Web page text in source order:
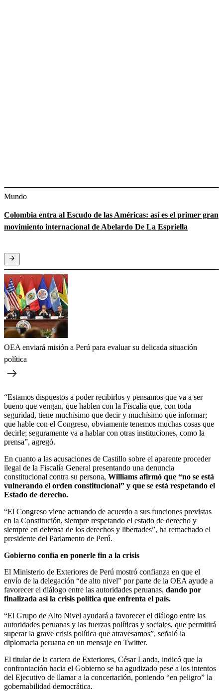
Mundo
Colombia entra al Escudo de las Américas: así es el primer gran
movimiento internacional de Abelardo De La Espriella
OEA enviará misión a Perú para evaluar su delicada situación
política
“Estamos dispuestos a poder recibirlos y pensamos que va a ser
bueno que vengan, que hablen con la Fiscalía que, con toda
seguridad, tiene muchísimo que decir y muchísimo que informar;
que hable con el Congreso, obviamente tenemos muchas cosas que
decirle; seguramente va a hablar con otras instituciones, como la
prensa”, agregó.
En cuanto a las acusaciones de Castillo sobre el aparente proceder
ilegal de la Fiscalía General presentando una denuncia
constitucional contra su persona, Williams afirmó que “no se está
vulnerando el orden constitucional” y que se está respetando el
Estado de derecho.
“El Congreso viene actuando de acuerdo a sus funciones previstas
en la Constitución, siempre respetando el estado de derecho y
siempre en defensa de los derechos y libertades”, ha remachado el
presidente del Parlamento de Perú.
Gobierno confía en ponerle fin a la crisis
El Ministerio de Exteriores de Perú mostró confianza en que el
envío de la delegación “de alto nivel” por parte de la OEA ayude a
favorecer el diálogo entre las autoridades peruanas, dando por
finalizada así la crisis política que enfrenta el país.
“El Grupo de Alto Nivel ayudará a favorecer el diálogo entre las
autoridades peruanas y las fuerzas políticas y sociales, que permitirá
superar la grave crisis política que atravesamos”, señaló la
diplomacia peruana en un mensaje en Twitter.
El titular de la cartera de Exteriores, César Landa, indicó que la
confrontación hacia el Gobierno se ha agudizado pese a los intentos
del Ejecutivo de llamar a la concertación, poniendo “en peligro” la
gobernabilidad democrática.